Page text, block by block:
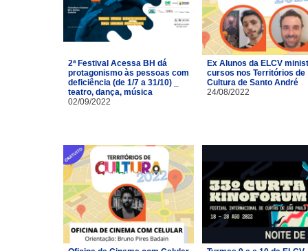
2ª Festival Acessa BH dá
protagonismo às pessoas com
deficiência (de 1/7 a 31/10) _
teatro, dança, música
02/09/2022
Ex Alunos da ELCV
cursos nos Territórios de
Cultura de Santo André
24/08/2022